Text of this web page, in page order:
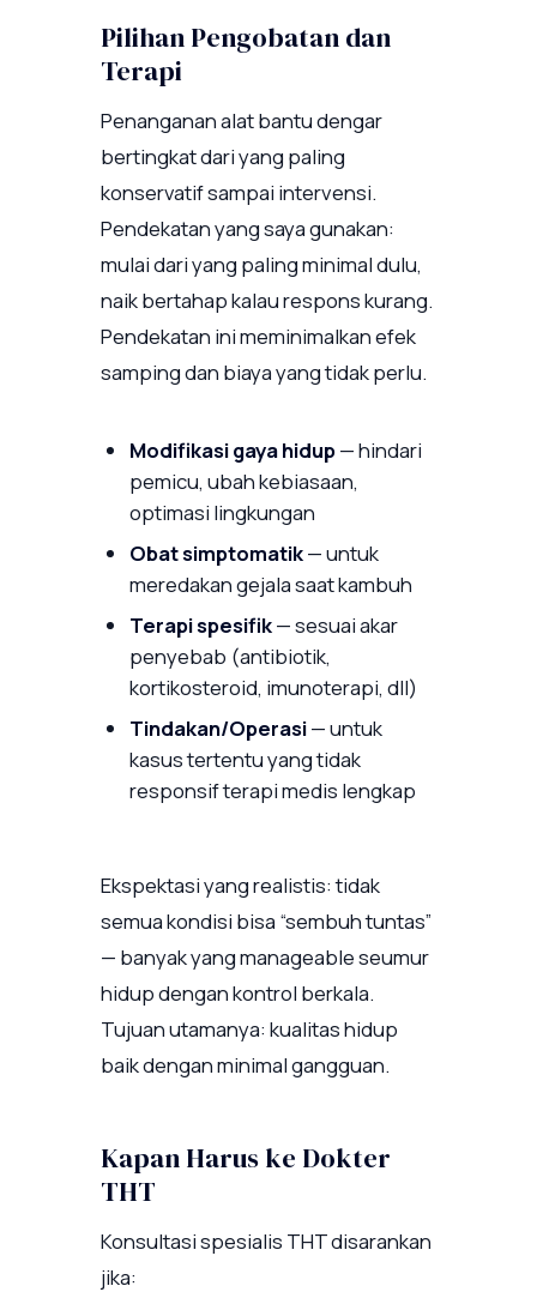
Pilihan Pengobatan dan
Terapi
Penanganan alat bantu dengar
bertingkat dari yang paling
konservatif sampai intervensi.
Pendekatan yang saya gunakan:
mulai dari yang paling minimal dulu,
naik bertahap kalau respons kurang.
Pendekatan ini meminimalkan efek
samping dan biaya yang tidak perlu.
Modifikasi gaya hidup— hindari
pemicu, ubah kebiasaan,
optimasi lingkungan
Obat simptomatik— untuk
meredakan gejala saat kambuh
Terapi spesifik— sesuai akar
penyebab (antibiotik,
kortikosteroid, imunoterapi, dll)
Tindakan/Operasi— untuk
kasus tertentu yang tidak
responsif terapi medis lengkap
Ekspektasi yang realistis: tidak
semua kondisi bisa “sembuh tuntas”
— banyak yang manageable seumur
hidup dengan kontrol berkala.
Tujuan utamanya: kualitas hidup
baik dengan minimal gangguan.
Kapan Harus ke Dokter
THT
Konsultasi spesialis THT disarankan
jika: